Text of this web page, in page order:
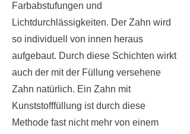
Farbabstufungen und
Lichtdurchlässigkeiten. Der Zahn wird
so individuell von innen heraus
aufgebaut. Durch diese Schichten wirkt
auch der mit der Füllung versehene
Zahn natürlich. Ein Zahn mit
Kunststofffüllung ist durch diese
Methode fast nicht mehr von einem